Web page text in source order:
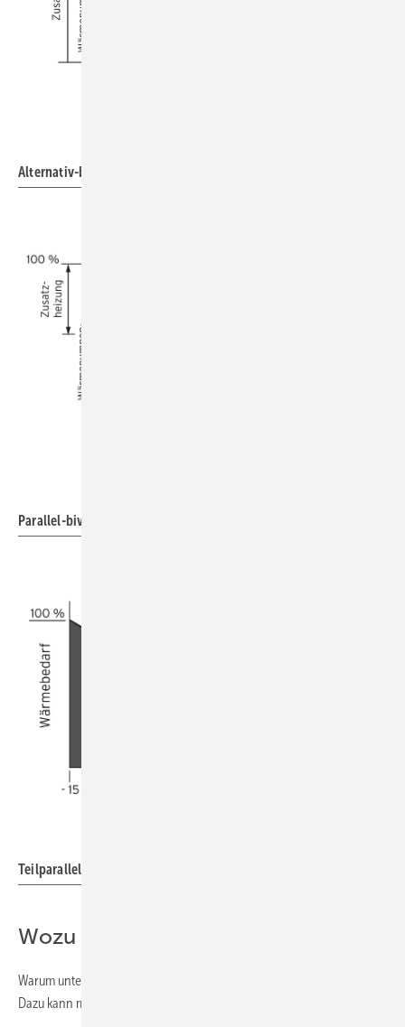
Alternativ-bivalenter Betrieb
Parallel-bivalenter Betrieb
Teilparallel-bivalenter Betrieb
Wozu der ganze Quatsch?
Warum unterwirft man eine WP den Regeln eines Bivalenzpunktes?
Dazu kann man sich kurz Folgendes vorstellen: